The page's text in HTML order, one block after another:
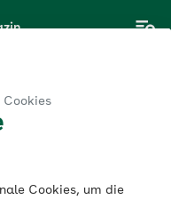
Cookies
Cookies, um die